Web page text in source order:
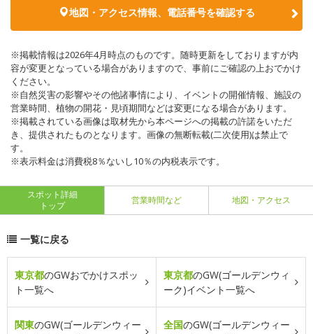
地図・アクセス情報、電話番号を確認する
※掲載情報は2026年4月時点のものです。随時更新をしておりますが内
容が変更となっている場合がありますので、事前にご確認の上おでかけ
ください。
※自然災害の影響やその他諸事情により、イベントの開催情報、施設の
営業時間、植物の開花・見頃期間などは変更になる場合があります。
※掲載されている画像は取材先から本ページへの掲載の許諾をいただ
き、提供されたものとなります。画像の無断転載(二次使用)は禁止で
す。
※表示料金は消費税8％ないし10％の内税表示です。
スポット詳細
トップ
営業時間など 地図・アクセス
一覧に戻る
東京都のGWおでかけスポッ
ト一覧へ
東京都のGW(ゴールデンウィ
ーク)イベント一覧へ
関東のGW(ゴールデンウィー
全国のGW(ゴールデンウィー